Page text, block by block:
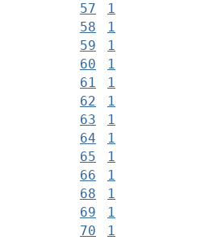
57
1
58
1
59
1
60
1
61
1
62
1
63
1
64
1
65
1
66
1
68
1
69
1
70
1